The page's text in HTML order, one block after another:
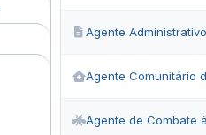
Agente
Agente Comunitário
Agente de Combate